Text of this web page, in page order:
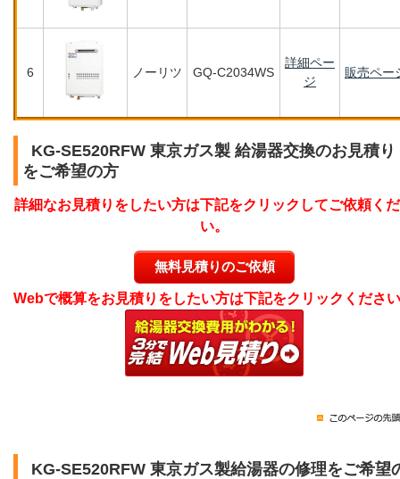
6 ノーリツ GQ-C2034WS
詳細ペー
ジ
販売ペー
KG-SE520RFW 東京ガス製 給湯器交換のお見積り
をご希望の方
詳細なお見積りをしたい方は下記をクリックしてご依頼く
い。
無料見積りのご依頼
Webで概算をお見積りをしたい方は下記をクリックくださ
KG-SE520RFW 東京ガス製給湯器の修理をご希望